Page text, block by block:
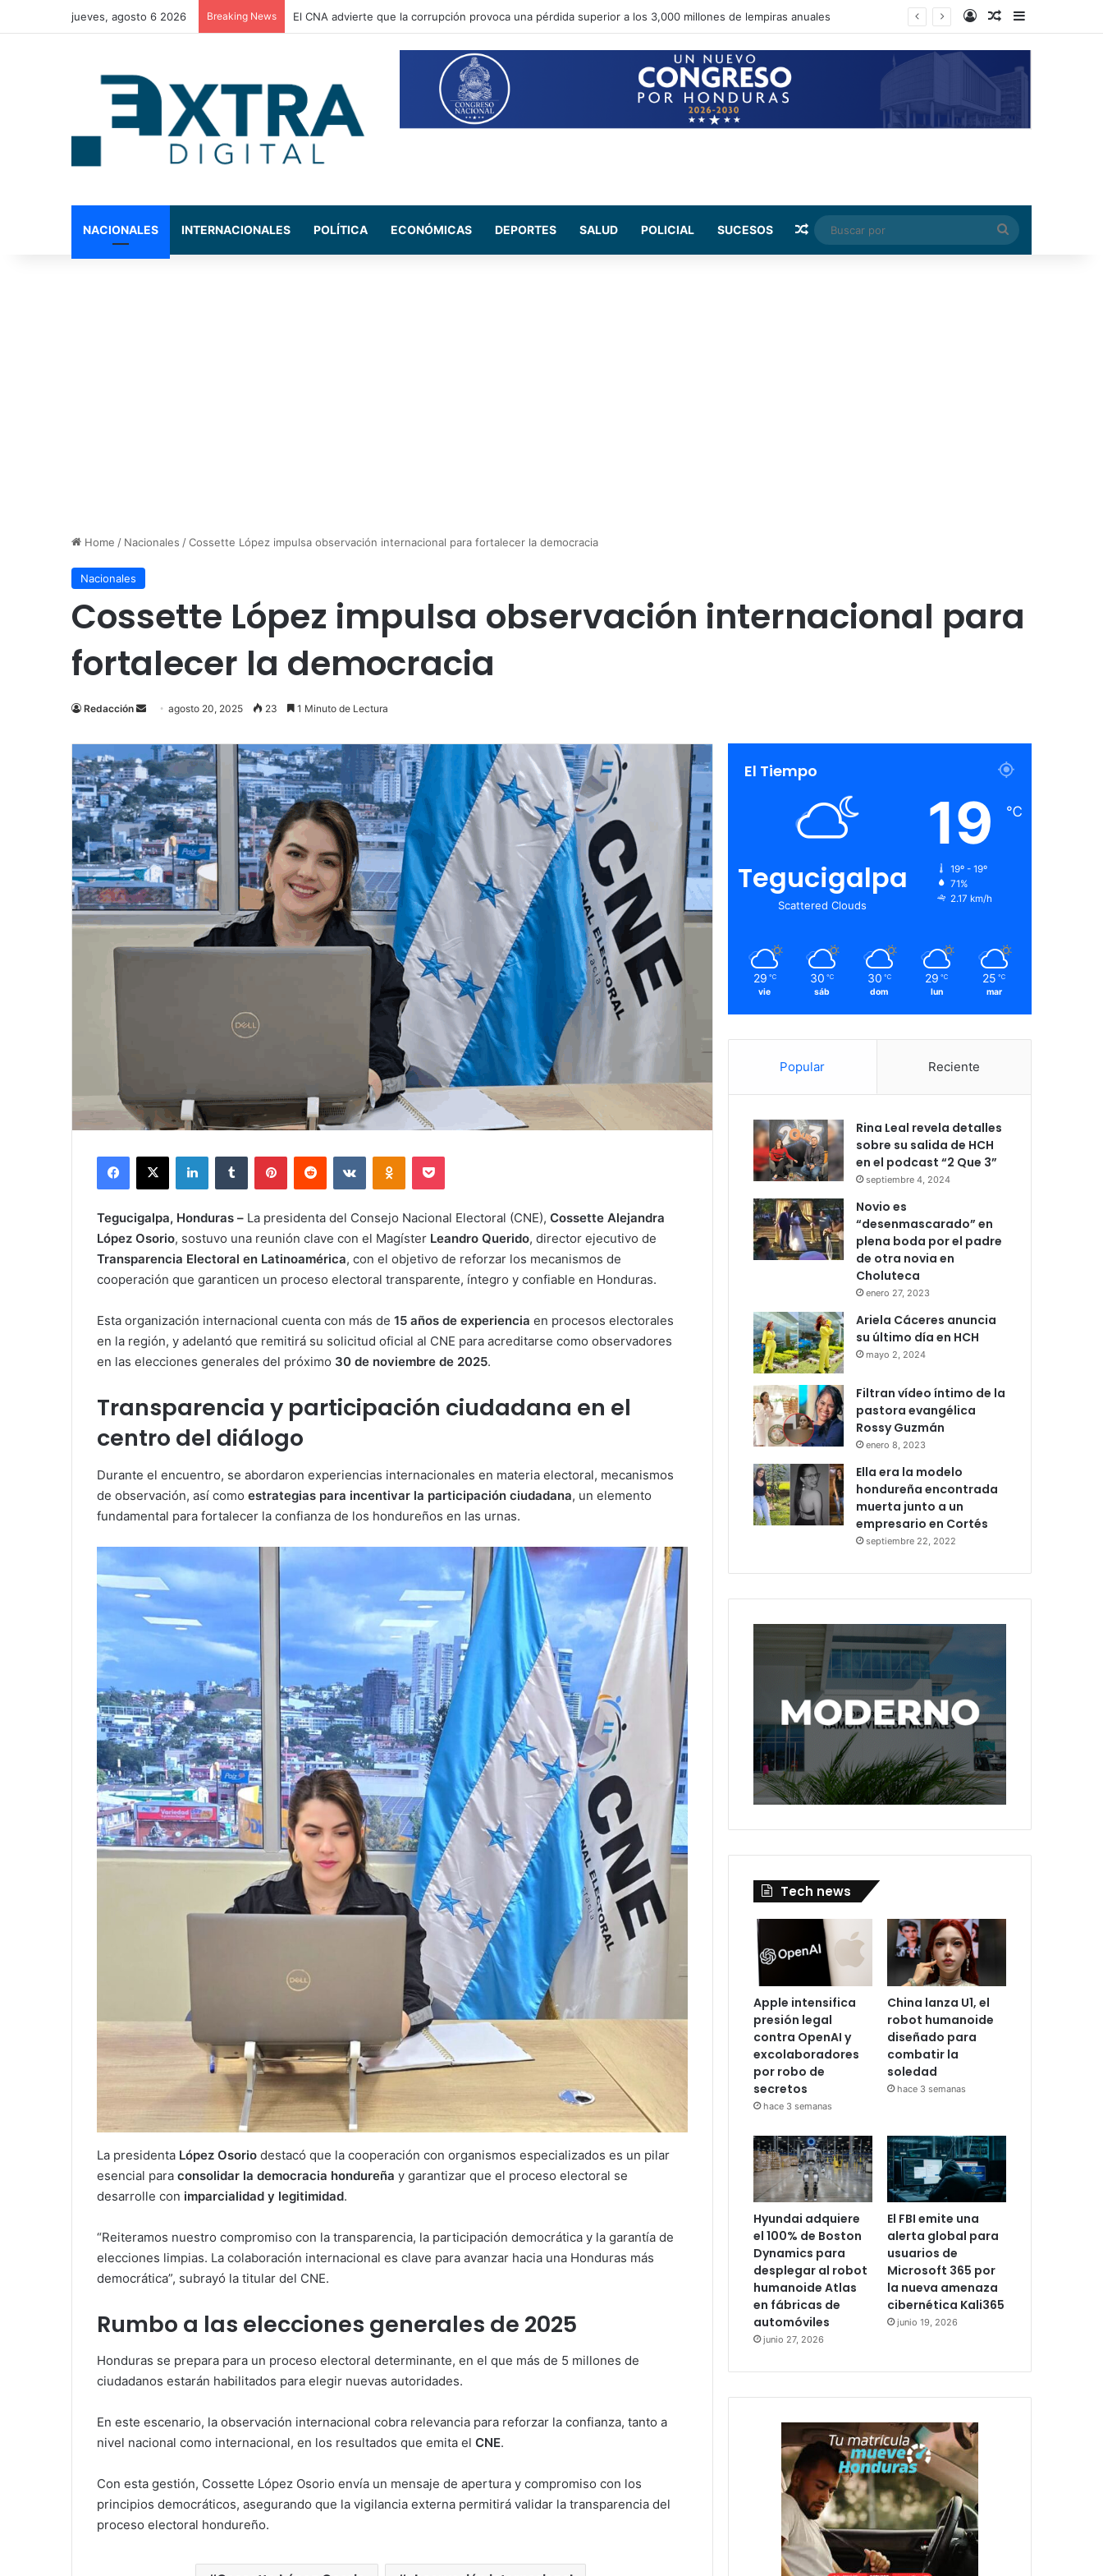
jueves, agosto 6 2026 Breaking News La Comisión de Salud del CN se reúne con médicos residentes para evaluar el incremento de su salario beca Log InRandom Article
Sidebar
NACIONALES INTERNACIONALES POLÍTICA ECONÓMICAS DEPORTES SALUD POLICIAL SUCESOS Random Article
Buscar
por
Home / Nacionales /Cossette López impulsa observación internacional para fortalecer la democracia
Nacionales
Cossette López impulsa observación internacional para
fortalecer la democracia
Redacción
Send
email
agosto 20, 2025 23 1 Minuto de Lectura
Facebook
X LinkedInTumblr PinterestReddit VKontakteOdnoklassniki
Pocket
Tegucigalpa, Honduras – La presidenta del Consejo Nacional Electoral (CNE), Cossette Alejandra
López Osorio, sostuvo una reunión clave con el Magíster Leandro Querido, director ejecutivo de
Transparencia Electoral en Latinoamérica, con el objetivo de reforzar los mecanismos de
cooperación que garanticen un proceso electoral transparente, íntegro y confiable en Honduras.
Esta organización internacional cuenta con más de 15 años de experiencia en procesos electorales
en la región, y adelantó que remitirá su solicitud oficial al CNE para acreditarse como observadores
en las elecciones generales del próximo 30 de noviembre de 2025.
Transparencia y participación ciudadana en el
centro del diálogo
Durante el encuentro, se abordaron experiencias internacionales en materia electoral, mecanismos
de observación, así como estrategias para incentivar la participación ciudadana, un elemento
fundamental para fortalecer la confianza de los hondureños en las urnas.
La presidenta López Osorio destacó que la cooperación con organismos especializados es un pilar
esencial para consolidar la democracia hondureña y garantizar que el proceso electoral se
desarrolle con imparcialidad y legitimidad.
“Reiteramos nuestro compromiso con la transparencia, la participación democrática y la garantía de
elecciones limpias. La colaboración internacional es clave para avanzar hacia una Honduras más
democrática”, subrayó la titular del CNE.
Rumbo a las elecciones generales de 2025
Honduras se prepara para un proceso electoral determinante, en el que más de 5 millones de
ciudadanos estarán habilitados para elegir nuevas autoridades.
En este escenario, la observación internacional cobra relevancia para reforzar la confianza, tanto a
nivel nacional como internacional, en los resultados que emita el CNE.
Con esta gestión, Cossette López Osorio envía un mensaje de apertura y compromiso con los
principios democráticos, asegurando que la vigilancia externa permitirá validar la transparencia del
proceso electoral hondureño.
El Tiempo
Tegucigalpa
Scattered Clouds
19 ℃
19º - 19º
71%
2.17 km/h
29 ℃
vie
30 ℃
sáb
30 ℃
dom
29 ℃
lun
25 ℃
mar
Popular Reciente
Rina Leal revela detalles
sobre su salida de HCH
en el podcast “2 Que 3”
septiembre 4, 2024
Novio es
“desenmascarado” en
plena boda por el padre
de otra novia en
Choluteca
enero 27, 2023
Ariela Cáceres anuncia
su último día en HCH
mayo 2, 2024
Filtran vídeo íntimo de la
pastora evangélica
Rossy Guzmán
enero 8, 2023
Ella era la modelo
hondureña encontrada
muerta junto a un
empresario en Cortés
septiembre 22, 2022
Tech news
Apple intensifica
presión legal
contra OpenAI y
excolaboradores
por robo de
secretos
hace 3 semanas
China lanza U1, el
robot humanoide
diseñado para
combatir la
soledad
hace 3 semanas
Hyundai adquiere
el 100% de Boston
Dynamics para
desplegar al robot
humanoide Atlas
en fábricas de
automóviles
junio 27, 2026
El FBI emite una
alerta global para
usuarios de
Microsoft 365 por
la nueva amenaza
cibernética Kali365
junio 19, 2026